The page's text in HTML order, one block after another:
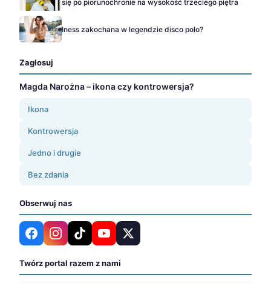
się po piorunochronie na wysokość trzeciego piętra
Iness zakochana w legendzie disco polo?
Zagłosuj
Magda Narożna – ikona czy kontrowersja?
Ikona
Kontrowersja
Jedno i drugie
Bez zdania
Obserwuj nas
Twórz portal razem z nami